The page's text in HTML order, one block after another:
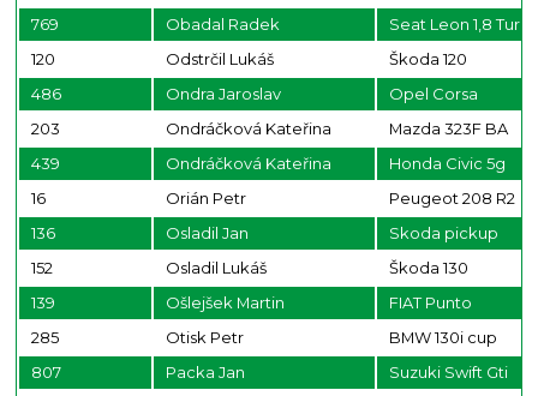
769
Obadal Radek
Seat Leon 1,8
120
Odstrčil Lukáš
Škoda 120
486
Ondra Jaroslav
Opel Corsa
203
Ondráčková Kateřina
Mazda 323F BA
439
Ondráčková Kateřina
Honda Civic 5g
16
Orián Petr
Peugeot 208 R2
136
Osladil Jan
Skoda pickup
152
Osladil Lukáš
Škoda 130
139
Ošlejšek Martin
FIAT Punto
285
Otisk Petr
BMW 130i cup
807
Packa Jan
Suzuki Swift Gti